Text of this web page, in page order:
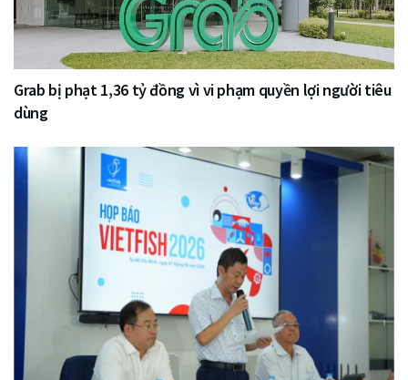
Grab bị phạt 1,36 tỷ đồng vì vi phạm quyền lợi người tiêu
dùng